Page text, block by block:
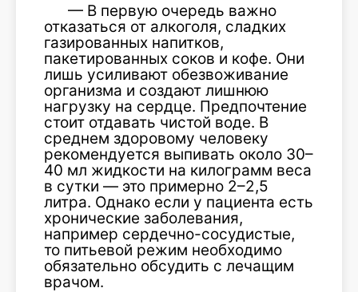
— В первую очередь важно
отказаться от алкоголя, сладких
газированных напитков,
пакетированных соков и кофе. Они
лишь усиливают обезвоживание
организма и создают лишнюю
нагрузку на сердце. Предпочтение
стоит отдавать чистой воде. В
среднем здоровому человеку
рекомендуется выпивать около 30–
40 мл жидкости на килограмм веса
в сутки — это примерно 2–2,5
литра. Однако если у пациента есть
хронические заболевания,
например сердечно-сосудистые,
то питьевой режим необходимо
обязательно обсудить с лечащим
врачом.